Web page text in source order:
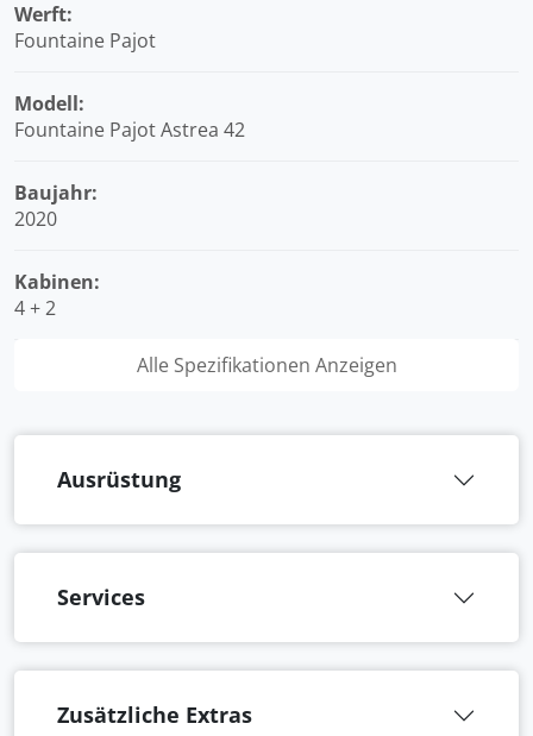
Werft:
Fountaine Pajot
Modell:
Fountaine Pajot Astrea 42
Baujahr:
2020
Kabinen:
4 + 2
Alle Spezifikationen Anzeigen
Ausrüstung
Services
Zusätzliche Extras